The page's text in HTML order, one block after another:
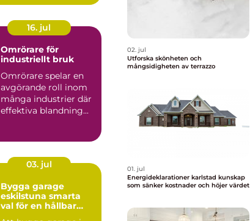
d...
16. jul
Omrörare för
industriellt bruk
Omrörare spelar en
avgörande roll inom
många industrier där
effektiva blandning...
03. jul
Bygga garage
eskilstuna smarta
val för en hållbar
02. jul
Utforska skönheten och
mångsidigheten av terrazzo
01. jul
Energideklarationer karlstad kunskap
som sänker kostnader och höjer värdet